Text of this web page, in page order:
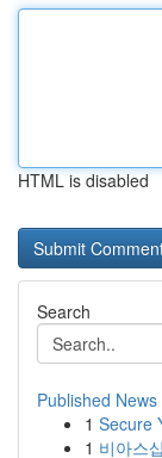
HTML is disabled
Search
Published News
1 Secure
1 비아스